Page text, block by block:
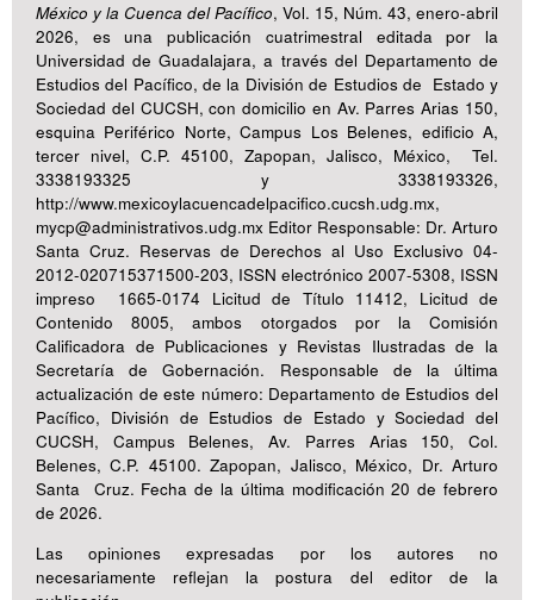
México y la Cuenca del Pacífico, Vol. 15, Núm. 43, enero-abril
2026, es una publicación cuatrimestral editada por la
Universidad de Guadalajara, a través del Departamento de
Estudios del Pacífico, de la División de Estudios de Estado y
Sociedad del CUCSH, con domicilio en Av. Parres Arias 150,
esquina Periférico Norte, Campus Los Belenes, edificio A,
tercer nivel, C.P. 45100, Zapopan, Jalisco, México, Tel.
3338193325 y 3338193326,
http://www.mexicoylacuencadelpacifico.cucsh.udg.mx,
mycp@administrativos.udg.mx Editor Responsable: Dr. Arturo
Santa Cruz. Reservas de Derechos al Uso Exclusivo 04-
2012-020715371500-203, ISSN electrónico 2007-5308, ISSN
impreso 1665-0174 Licitud de Título 11412, Licitud de
Contenido 8005, ambos otorgados por la Comisión
Calificadora de Publicaciones y Revistas Ilustradas de la
Secretaría de Gobernación. Responsable de la última
actualización de este número: Departamento de Estudios del
Pacífico, División de Estudios de Estado y Sociedad del
CUCSH, Campus Belenes, Av. Parres Arias 150, Col.
Belenes, C.P. 45100. Zapopan, Jalisco, México, Dr. Arturo
Santa Cruz. Fecha de la última modificación 20 de febrero
de 2026.
Las opiniones expresadas por los autores no
necesariamente reflejan la postura del editor de la